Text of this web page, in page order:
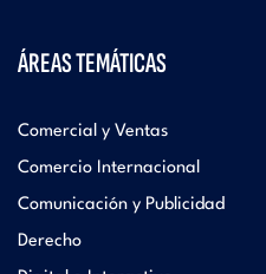
ÁREAS TEMÁTICAS
Comercial y Ventas
Comercio Internacional
Comunicación y Publicidad
Derecho